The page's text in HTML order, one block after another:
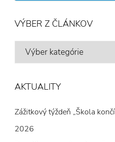
VÝBER Z ČLÁNKOV
VÝBER
AKTUALITY
Zážitkový týždeň „Škola
2026